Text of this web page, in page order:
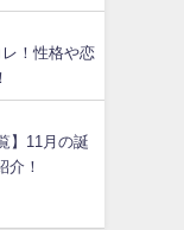
！性格や恋
】11月の誕
介！